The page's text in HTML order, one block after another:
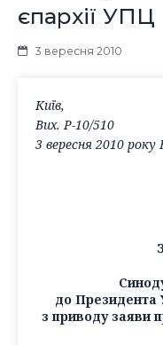
єпархії УПЦ
3 вересня 2010
Київ,
Вих. Р-10/510
3 вересня 2010
до Президента
з приводу заяви